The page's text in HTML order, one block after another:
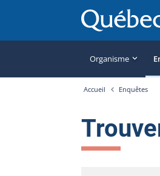
Organisme
Accueil Enquêtes